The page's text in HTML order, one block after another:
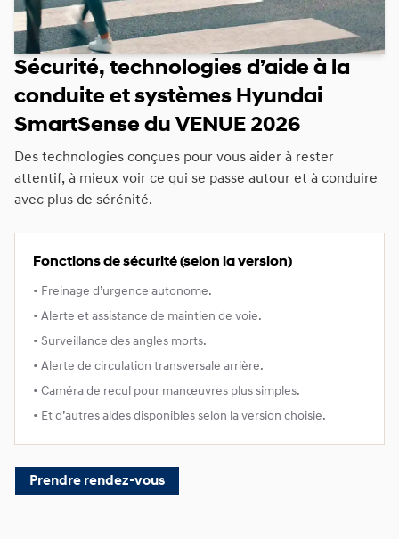
Sécurité, technologies d’aide à la
conduite et systèmes Hyundai
SmartSense du VENUE 2026
Des technologies conçues pour vous aider à rester
attentif, à mieux voir ce qui se passe autour et à conduire
avec plus de sérénité.
Fonctions de sécurité (selon la version)
• Freinage d’urgence autonome.
• Alerte et assistance de maintien de voie.
• Surveillance des angles morts.
• Alerte de circulation transversale arrière.
• Caméra de recul pour manœuvres plus simples.
• Et d’autres aides disponibles selon la version choisie.
Prendre rendez-vous